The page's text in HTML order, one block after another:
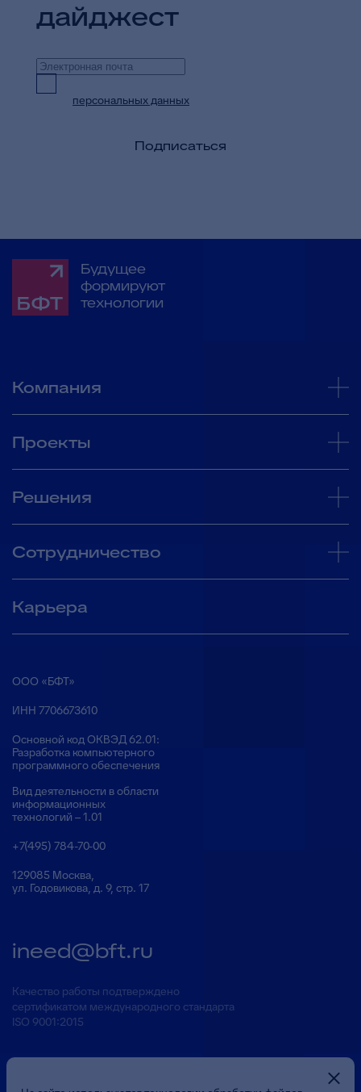
дайджест
персональных данных
Подписаться
Будущее
формируют
технологии
Компания
Проекты
Решения
Сотрудничество
Карьера
ООО «БФТ»
ИНН 7706673610
Основной код ОКВЭД 62.01:
Разработка компьютерного
программного обеспечения
Вид деятельности в области
информационных
технологий – 1.01
+7(495) 784-70-00
129085 Москва,
ул. Годовикова, д. 9, стр. 17
ineed@bft.ru
Качество работы подтверждено
сертификатом международного стандарта
ISO 9001:2015